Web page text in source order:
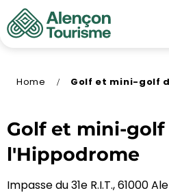
Aller
au
contenu
Home Golf et mini-golf
Golf et mini-golf
l'Hippodrome
Impasse du 31e R.I.T., 61000